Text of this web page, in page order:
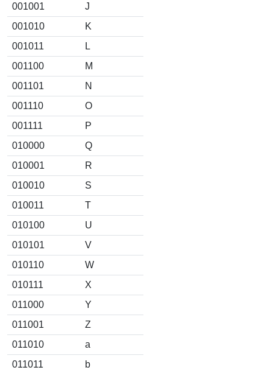
001001
J
001010
K
001011
L
001100
M
001101
N
001110
O
001111
P
010000
Q
010001
R
010010
S
010011
T
010100
U
010101
V
010110
W
010111
X
011000
Y
011001
Z
011010
a
011011
b